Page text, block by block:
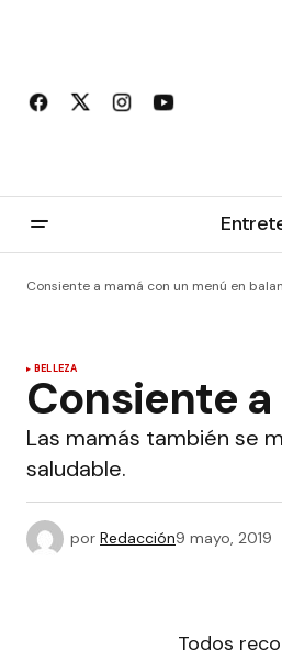
Consiente a mamá con un menú en
BELLEZA
Consiente
Las mamás también se
saludable.
por Redacción9 mayo, 2019
Todos